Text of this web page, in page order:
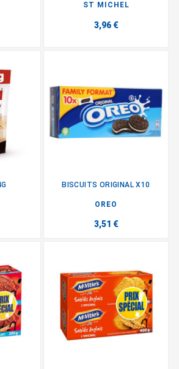
ST MICHEL
3,96 €
BISCUITS ORIGINAL X10
OREO
3,51 €